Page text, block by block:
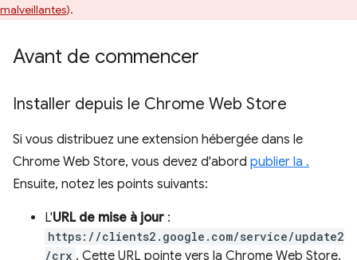
malveillantes).
Avant de commencer
Installer depuis le Chrome Web Store
Si vous distribuez une extension hébergée dans le
Chrome Web Store, vous devez d'abord publier la .
Ensuite, notez les points suivants:
L'URL de mise à jour :
https://clients2.google.com/service/update2
/crx . Cette URL pointe vers la Chrome Web Store.